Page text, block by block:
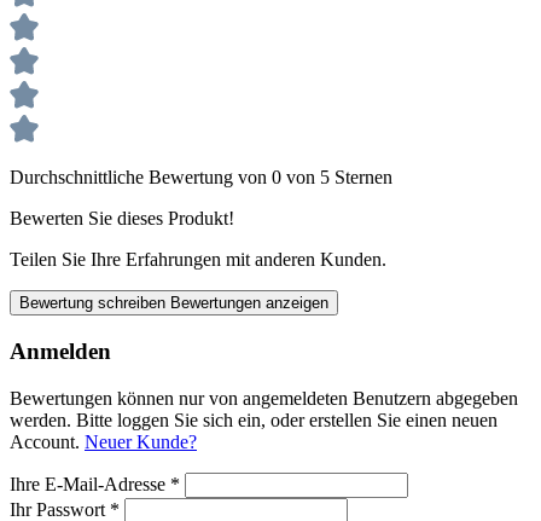
Durchschnittliche Bewertung von 0 von 5 Sternen
Bewerten Sie dieses Produkt!
Teilen Sie Ihre Erfahrungen mit anderen Kunden.
Bewertung schreiben Bewertungen anzeigen
Anmelden
Bewertungen können nur von angemeldeten Benutzern abgegeben
werden. Bitte loggen Sie sich ein, oder erstellen Sie einen neuen
Account. Neuer Kunde?
Ihre E-Mail-Adresse *
Ihr Passwort *